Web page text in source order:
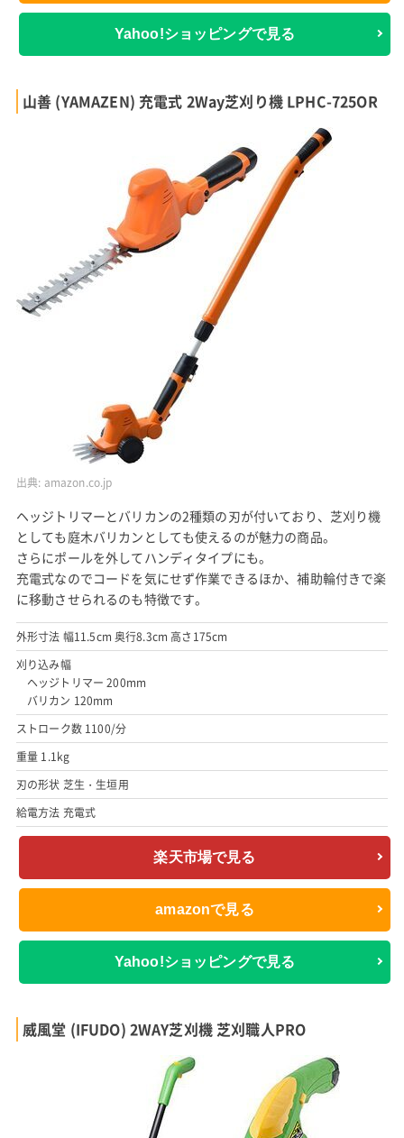
Yahoo!ショッピングで見る
山善 (YAMAZEN) 充電式 2Way芝刈り機 LPHC-725OR
出典: amazon.co.jp
ヘッジトリマーとバリカンの2種類の刃が付いており、芝刈り機
としても庭木バリカンとしても使えるのが魅力の商品。
さらにポールを外してハンディタイプにも。
充電式なのでコードを気にせず作業できるほか、補助輪付きで楽
に移動させられるのも特徴です。
外形寸法 幅11.5cm 奥行8.3cm 高さ175cm
刈り込み幅
ヘッジトリマー 200mm
バリカン 120mm
ストローク数 1100/分
重量 1.1kg
刃の形状 芝生・生垣用
給電方法 充電式
楽天市場で見る
amazonで見る
Yahoo!ショッピングで見る
威風堂 (IFUDO) 2WAY芝刈機 芝刈職人PRO